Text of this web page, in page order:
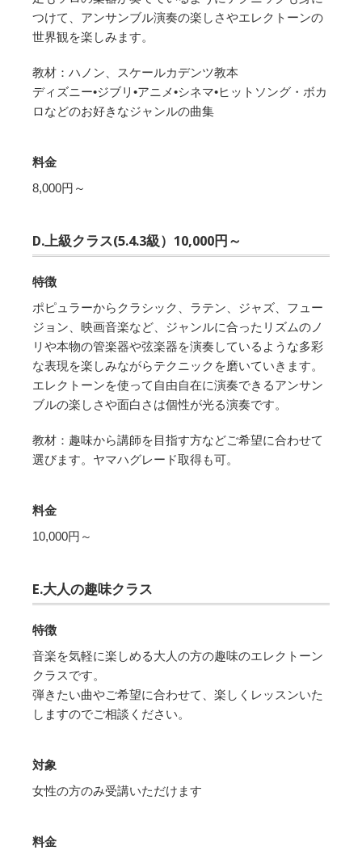
つけて、アンサンブル演奏の楽しさやエレクトーンの
世界観を楽しみます。
教材：ハノン、スケールカデンツ教本
ディズニー•ジブリ•アニメ•シネマ•ヒットソング・ボカ
ロなどのお好きなジャンルの曲集
料金
8,000円～
D.上級クラス(5.4.3級）10,000円～
特徴
ポピュラーからクラシック、ラテン、ジャズ、フュー
ジョン、映画音楽など、ジャンルに合ったリズムのノ
リや本物の管楽器や弦楽器を演奏しているような多彩
な表現を楽しみながらテクニックを磨いていきます。
エレクトーンを使って自由自在に演奏できるアンサン
ブルの楽しさや面白さは個性が光る演奏です。
教材：趣味から講師を目指す方などご希望に合わせて
選びます。ヤマハグレード取得も可。
料金
10,000円～
E.大人の趣味クラス
特徴
音楽を気軽に楽しめる大人の方の趣味のエレクトーン
クラスです。
弾きたい曲やご希望に合わせて、楽しくレッスンいた
しますのでご相談ください。
対象
女性の方のみ受講いただけます
料金